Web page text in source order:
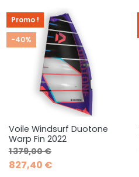
Voile Windsurf Duotone
Warp Fin 2022
Prix de base
1 379,00 €Prix
827,40 €
Promo !
-40%